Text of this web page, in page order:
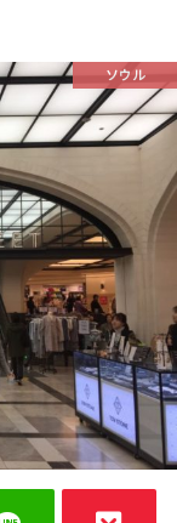
ソウル